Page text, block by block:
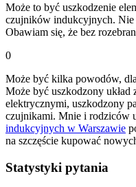
Może to być uszkodzenie
czujników indukcyjnych. Nie
Obawiam się, że bez
0
Może być kilka powodów,
Może być uszkodzony układ
elektrycznymi, uszkodzony
czujnikami. Mnie i rodziców
indukcyjnych w Warszawie
na szczęście kupować
Statystyki pytania